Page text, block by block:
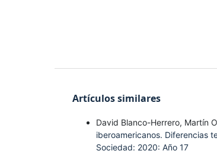
Artículos similares
David Blanco-Herrero, Martín
iberoamericanos. Diferencias
Sociedad: 2020: Año 17